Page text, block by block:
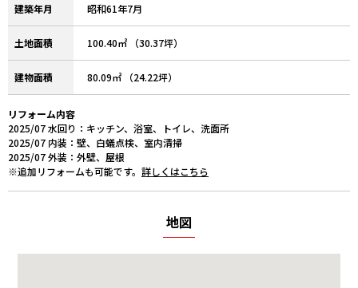
地図
建築年月 昭和61年7月
土地面積 100.40㎡ （30.37坪）
建物面積 80.09㎡ （24.22坪）
リフォーム内容
2025/07 水回り：キッチン、浴室、トイレ、洗面所
2025/07 内装：壁、白蟻点検、室内清掃
2025/07 外装：外壁、屋根
※追加リフォームも可能です。 詳しくはこちら